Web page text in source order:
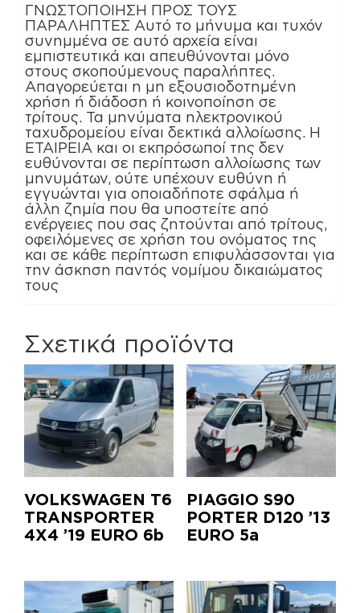
ΓΝΩΣΤΟΠΟΙΗΣΗ ΠΡΟΣ ΤΟΥΣ
ΠΑΡΑΛΗΠΤΕΣ Αυτό το μήνυμα και τυχόν
συνημμένα σε αυτό αρχεία είναι
εμπιστευτικά και απευθύνονται μόνο
στους σκοπούμενους παραλήπτες.
Απαγορεύεται η μη εξουσιοδοτημένη
χρήση ή διάδοση ή κοινοποίηση σε
τρίτους. Τα μηνύματα ηλεκτρονικού
ταχυδρομείου είναι δεκτικά αλλοίωσης. Η
ΕΤΑΙΡΕΙΑ και οι εκπρόσωποί της δεν
ευθύνονται σε περίπτωση αλλοίωσης των
μηνυμάτων, ούτε υπέχουν ευθύνη ή
εγγυώνται για οποιαδήποτε σφάλμα ή
άλλη ζημία που θα υποστείτε από
ενέργειες που σας ζητούνται από τρίτους,
οφειλόμενες σε χρήση του ονόματος της
και σε κάθε περίπτωση επιφυλάσσονται για
την άσκηση παντός νομίμου δικαιώματος
τους
Σχετικά προϊόντα
VOLKSWAGEN T6
TRANSPORTER
4Χ4 ’19 EURO 6b
PIAGGIO S90
PORTER D120 ’13
EURO 5a